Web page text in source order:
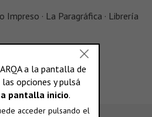
Impreso · La Paragráfica · Librería